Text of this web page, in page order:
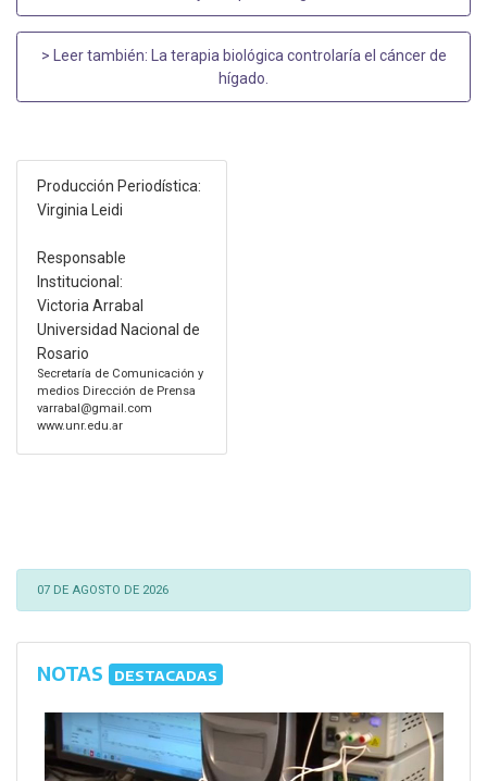
> Leer también: La terapia biológica controlaría el cáncer de
hígado
Producción Periodística:
Virginia Leidi
Responsable
Institucional:
Victoria Arrabal
Universidad Nacional de
Rosario
Secretaría de Comunicación y
medios Dirección de Prensa
varrabal@gmail.com
www.unr.edu.ar
07 DE AGOSTO DE 2026
NOTAS DESTACADAS